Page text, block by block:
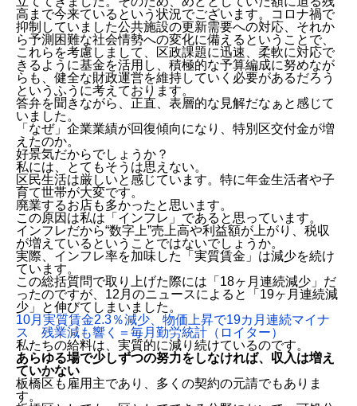
高まで今来ているという状況でございます。コロナ禍で
抑制していました公共施設の更新需要への対応、それか
ら予測困難な社会情勢への変化に備えるということで、
これらを考慮しまして、区政課題に迅速、柔軟に対応で
きるように基金を活用し、積極的な予算編成に努めなが
らも、健全な財政運営を維持していく必要があるだろう
というふうに考えております。
答弁を聞きながら、正直、表層的な見解だなぁと感じて
いました。
「なぜ」企業業績が回復傾向になり、特別区交付金が増
えたのか。
好景気だからでしょうか？
私には、とてもそうは思えない。
区民生活は厳しいと感じています。特に年金生活者や子
育て世帯が大変です。
廃業するお店も多かったと思います。
この原因は私は「インフレ」であると思っています。
インフレだから“数字上”売上高や利益額が上がり、税収
が増えているということではないでしょうか。
実際、インフレ率を加味した「実質賃金」は減少を続け
ています。
この総括質問で取り上げた際には「18ヶ月連続減少」だ
ったのですが、12月のニュースによると「19ヶ月連続減
少」と伸びてしまいました。
10月実質賃金2.3％減少、物価上昇で19カ月連続マイナ
ス 残業減も響く＝毎月勤労統計（ロイター）
私たちの給料は、実質的に減り続けているのです。
あらゆる場で少しずつの努力をしなければ、収入は増え
ていかない
板橋区も雇用主であり、多くの契約の元請でもありま
す。
2007年、坂本区政スタート。同じ年に起こった重大事
件とは？
3度の財政危機。それでも積み上がる財政調整基金
あらゆる場で少しずつの努力をしなければ、収入は増
えていかない